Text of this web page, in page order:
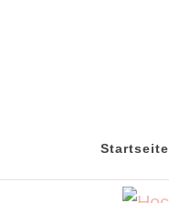
Startseite